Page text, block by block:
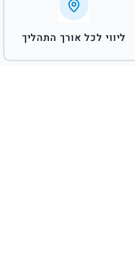
ליווי לכל אורך התהליך